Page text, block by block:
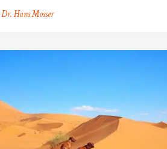
Dr. Hans Mosser